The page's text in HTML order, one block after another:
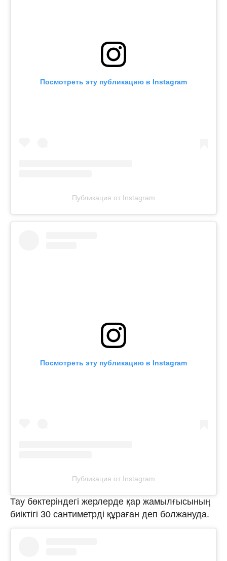
Посмотреть эту публикацию в Instagram
Публикация от Instagram
Посмотреть эту публикацию в Instagram
Публикация от Instagram
Тау бөктеріндегі жерлерде қар жамылғысының
биіктігі 30 сантиметрді құраған деп болжануда.